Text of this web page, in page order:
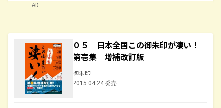
AD
０５ 日本全国この御朱印が凄い！
第壱集 増補改訂版
御朱印
2015.04.24 発売